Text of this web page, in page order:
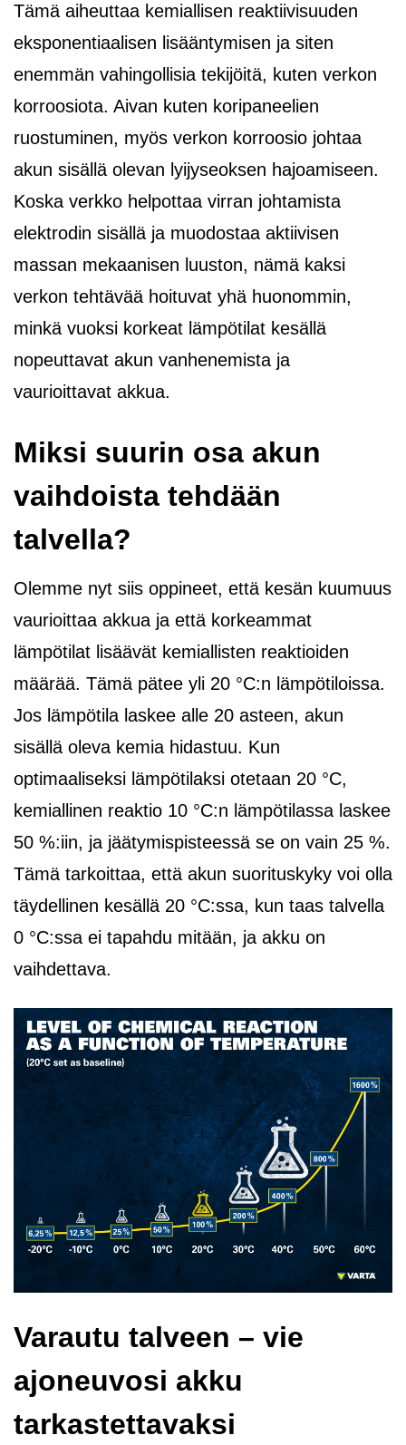
Tämä aiheuttaa kemiallisen reaktiivisuuden
eksponentiaalisen lisääntymisen ja siten
enemmän vahingollisia tekijöitä, kuten verkon
korroosiota. Aivan kuten koripaneelien
ruostuminen, myös verkon korroosio johtaa
akun sisällä olevan lyijyseoksen hajoamiseen.
Koska verkko helpottaa virran johtamista
elektrodin sisällä ja muodostaa aktiivisen
massan mekaanisen luuston, nämä kaksi
verkon tehtävää hoituvat yhä huonommin,
minkä vuoksi korkeat lämpötilat kesällä
nopeuttavat akun vanhenemista ja
vaurioittavat akkua.
Miksi suurin osa akun
vaihdoista tehdään
talvella?
Olemme nyt siis oppineet, että kesän kuumuus
vaurioittaa akkua ja että korkeammat
lämpötilat lisäävät kemiallisten reaktioiden
määrää. Tämä pätee yli 20 °C:n lämpötiloissa.
Jos lämpötila laskee alle 20 asteen, akun
sisällä oleva kemia hidastuu. Kun
optimaaliseksi lämpötilaksi otetaan 20 °C,
kemiallinen reaktio 10 °C:n lämpötilassa laskee
50 %:iin, ja jäätymispisteessä se on vain 25 %.
Tämä tarkoittaa, että akun suorituskyky voi olla
täydellinen kesällä 20 °C:ssa, kun taas talvella
0 °C:ssa ei tapahdu mitään, ja akku on
vaihdettava.
Varautu talveen – vie
ajoneuvosi akku
tarkastettavaksi